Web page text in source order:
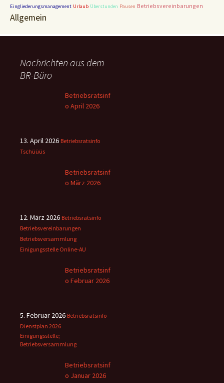
Eingliederungsmanagement Urlaub Überstunden Pausen Betriebsvereinbarungen
Allgemein
Nachrichten aus dem
BR-Büro
Betriebsratsinf
o April 2026
13. April 2026 Betriebsratsinfo
Tschüüüs
Betriebsratsinf
o März 2026
12. März 2026 Betriebsratsinfo
Betriebsvereinbarungen
Betriebsversammlung
Einigungsstelle Online-AU
Betriebsratsinf
o Februar 2026
5. Februar 2026 Betriebsratsinfo
Dienstplan 2026
Einigungsstelle;
Betriebsversammlung
Betriebsratsinf
o Januar 2026